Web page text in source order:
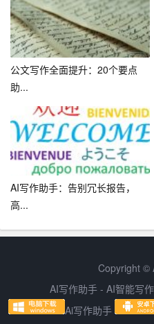
公文写作全面提升：20个要点
助...
AI写作助手：告别冗长报告，
高...
Copyright ©
AI写作助手 - AI智能写
Ai写作助手